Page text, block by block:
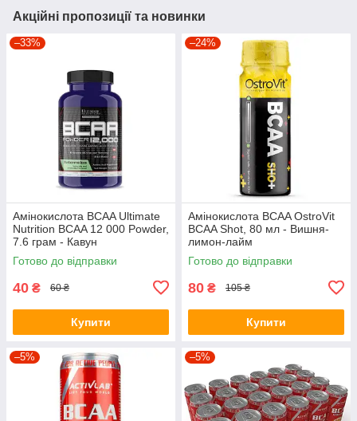
Акційні пропозиції та новинки
–33%
Амінокислота BCAA Ultimate
Nutrition BCAA 12 000 Powder,
7.6 грам - Кавун
Готово до відправки
40 ₴ 60 ₴
Купити
–24%
Амінокислота BCAA OstroVit
BCAA Shot, 80 мл - Вишня-
лимон-лайм
Готово до відправки
80 ₴ 105 ₴
Купити
–5% –5%